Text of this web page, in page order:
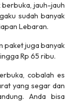
jauh-jauh
sudah banyak
Lebaran.
paket juga banyak
Rp 65 ribu.
cobalah es
yang segar dan
Anda bisa